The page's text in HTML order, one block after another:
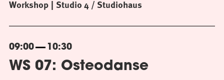
Workshop Studio 4 / Studiohaus
09:00 10:30
WS 07: Osteodanse